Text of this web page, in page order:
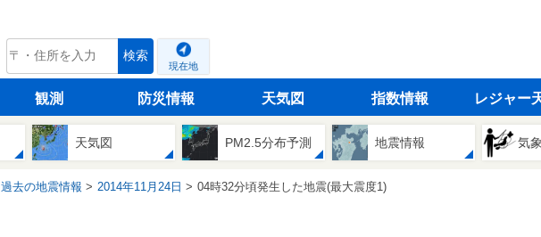
tenki.jp 検索
現在地
観測 防災情報 天気図 指数情報 レジャー
天気図 PM2.5分布予測 地震情報 気
過去の地震情報 2014年11月24日 04時32分頃発生した地震(最大震度1)